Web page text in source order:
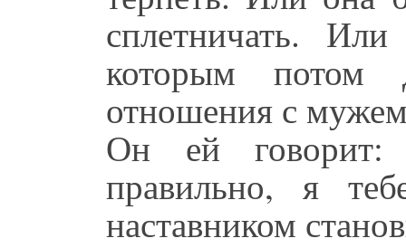
сплетничать.
которым потом
отношения с
Он ей говорит:
правильно, я
наставником